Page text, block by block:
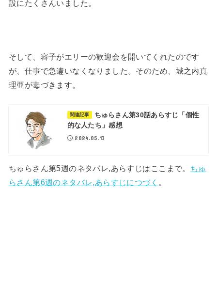
設にたくさんいました。
そして、容子がエリーの歓迎会を開いてくれたのです
が、仕事で急遽いなくなりました。そのため、城之内真
理亜が毒づきます。
関連記事
ちゅらさん第30話あらすじ「個性
的な人たち」感想
2024.05.13
ちゅらさん第5週のネタバレ,あらすじはここまで。 ちゅ
らさん第6週のネタバレ,あらすじにつづく